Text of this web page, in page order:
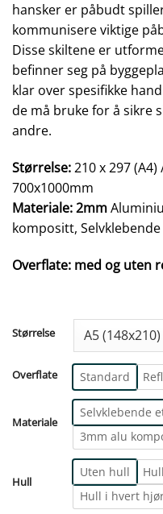
hansker er påbudt
kommunisere viktige
Disse skiltene er
befinner seg på
klar over spesifikke
de må bruke for å sikre
andre.
Størrelse:210 x 297
700x1000mm
Materiale: 2mm
kompositt, Selvklebende
Overflate: med og uten
Størrelse
Overflate Standard
Materiale
Selvklebende
3mm alu
Hull
Uten hull
Hull i hvert